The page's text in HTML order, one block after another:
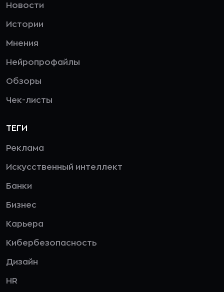
Новости
Истории
Мнения
Нейропрофайлы
Обзоры
Чек-листы
ТЕГИ
Реклама
Искусственный интеллект
Банки
Бизнес
Карьера
Кибербезопасность
Дизайн
HR